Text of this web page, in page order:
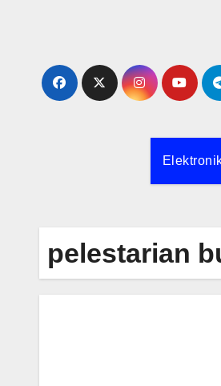
pelestarian